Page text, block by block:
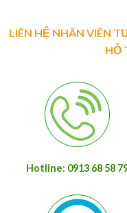
LIÊN HỆ NHÂN VIÊN
HỖ
Hotline: 0913 68 58